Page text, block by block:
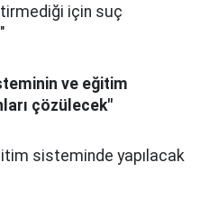
için suç
ve eğitim
çözülecek"
sisteminde yapılacak